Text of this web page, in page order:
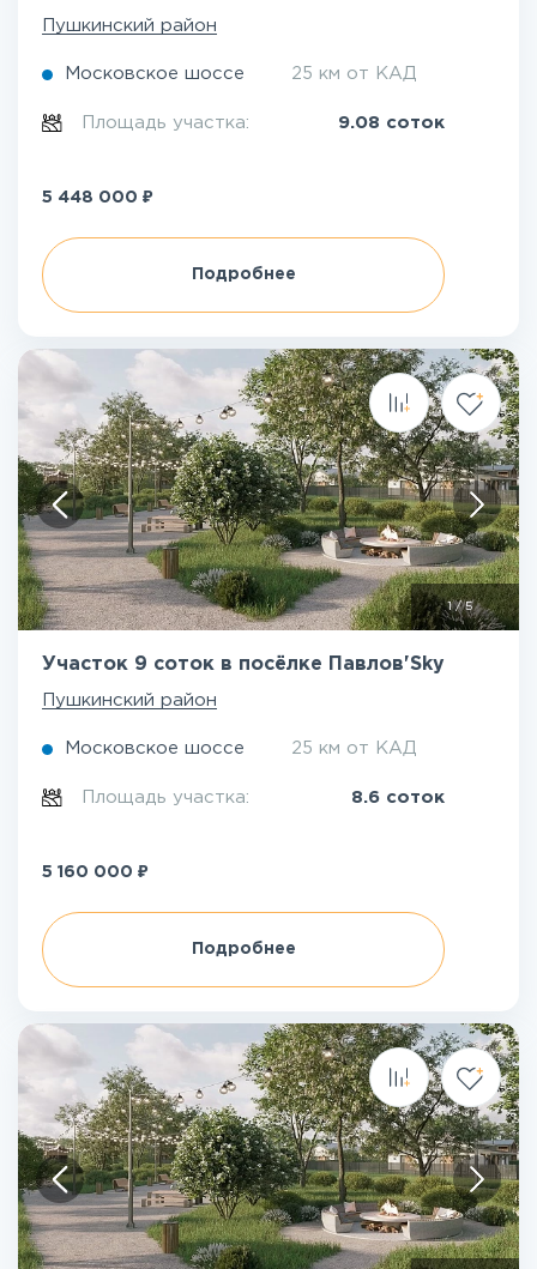
Пушкинский район
Московское шоссе 25 км от КАД
Площадь участка: 9.08 соток
5 448 000 ₽
Подробнее
1/5
Участок 9 соток в посёлке Павлов'Sky
Пушкинский район
Московское шоссе 25 км от КАД
Площадь участка: 8.6 соток
5 160 000 ₽
Подробнее